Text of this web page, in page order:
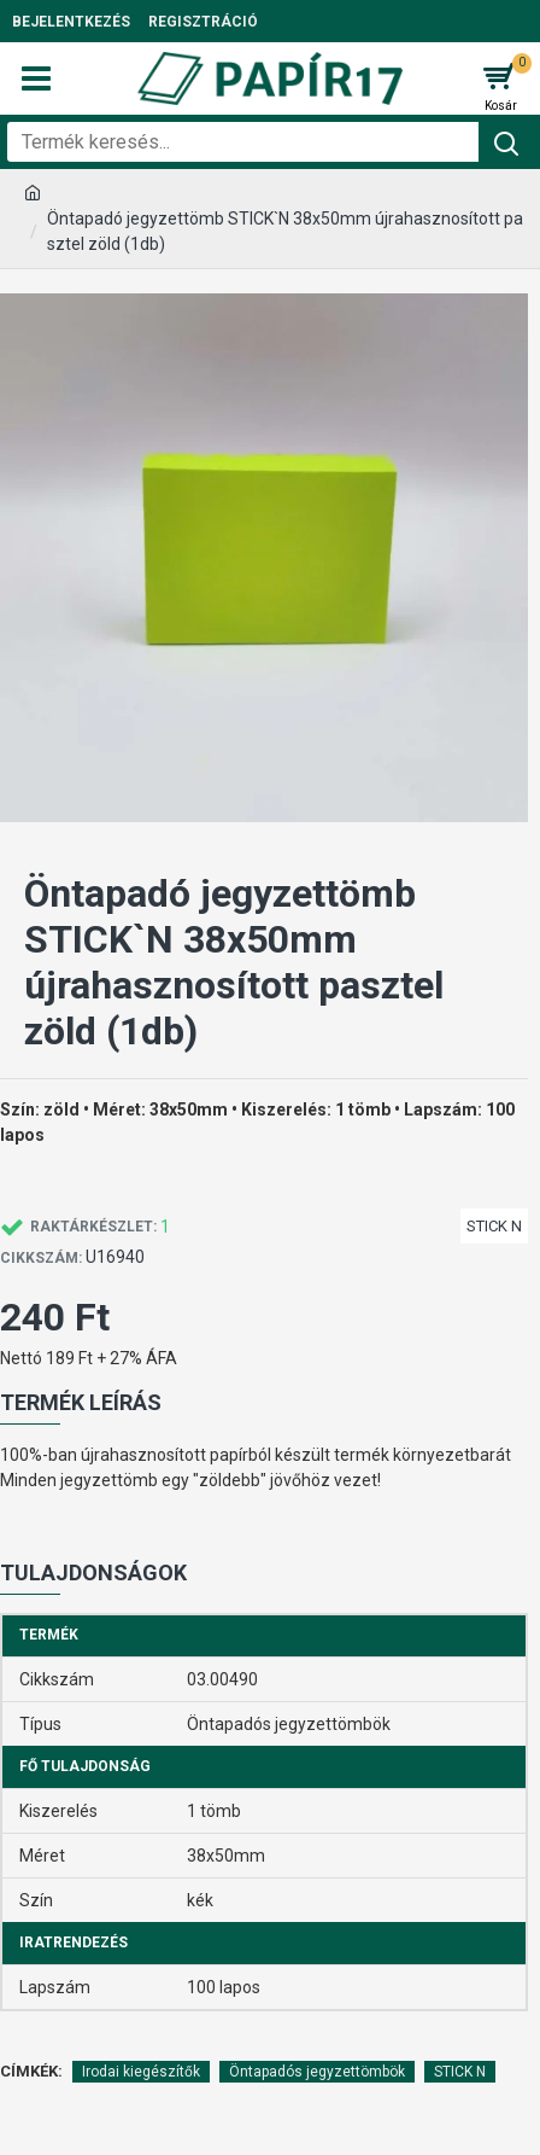
BEJELENTKEZÉS REGISZTRÁCIÓ
0
Öntapadó jegyzettömb STICK`N 38x50mm újrahasznosított pa
sztel zöld (1db)
Öntapadó jegyzettömb
STICK`N 38x50mm
újrahasznosított pasztel
zöld (1db)
Szín: zöld • Méret: 38x50mm • Kiszerelés: 1 tömb • Lapszám: 100
lapos
RAKTÁRKÉSZLET: 1
CIKKSZÁM: U16940
STICK N
240 Ft
Nettó 189 Ft + 27% ÁFA
TERMÉK LEÍRÁS
100%-ban újrahasznosított papírból készült termék környezetbarát
Minden jegyzettömb egy "zöldebb" jövőhöz vezet!
TULAJDONSÁGOK
TERMÉK
Cikkszám 03.00490
Típus Öntapadós jegyzettömbök
FŐ TULAJDONSÁG
Kiszerelés 1 tömb
Méret 38x50mm
Szín kék
IRATRENDEZÉS
Lapszám 100 lapos
CÍMKÉK: Irodai kiegészítők Öntapadós jegyzettömbök STICK N